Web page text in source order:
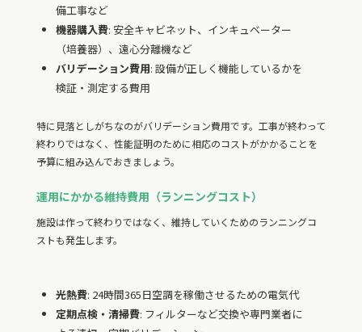
備工事など
機器購入費: 安全キャビネット、インキュベーター
（培養器）、遠心分離機など
バリデーション費用: 設備が正しく機能しているかを
検証・測定する費用
特に見落としがちなのがバリデーション費用です。工事が終わって
終わりではなく、性能証明のために相応のコストがかかることを
予算に組み込んでおきましょう。
運用にかかる維持費用（ランニングコスト）
施設は作って終わりではなく、維持していくためのランニングコ
ストも発生します。
光熱費: 24時間365日空調を稼働させるための電気代
定期点検・清掃費: フィルターなど交換や専門業者に